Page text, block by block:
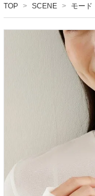
TOP > SCENE > モード